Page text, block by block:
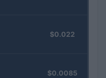
$0.022
$0.0085